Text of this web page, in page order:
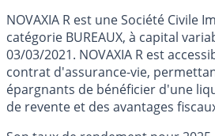
NOVAXIA R est une Société Civile
catégorie BUREAUX, à capital
03/03/2021. NOVAXIA R est
contrat d'assurance-vie,
épargnants de bénéficier d'une
de revente et des avantages